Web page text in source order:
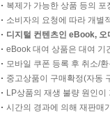
복제가 가능한 상품 등의
소비자의 요청에 따라 개별
디지털 컨텐츠인 eBook,
eBook 대여 상품은 대여 기
모바일 쿠폰 등록 후 취소/
중고상품이 구매확정(자동
LP상품의 재생 불량 원인
시간의 경과에 의해 재판매